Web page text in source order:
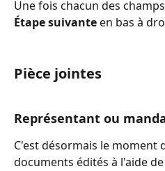
Une fois chacun des
Étape suivante en bas à
Pièce jointes
Représentant ou
C'est désormais le moment
documents édités à l'aide